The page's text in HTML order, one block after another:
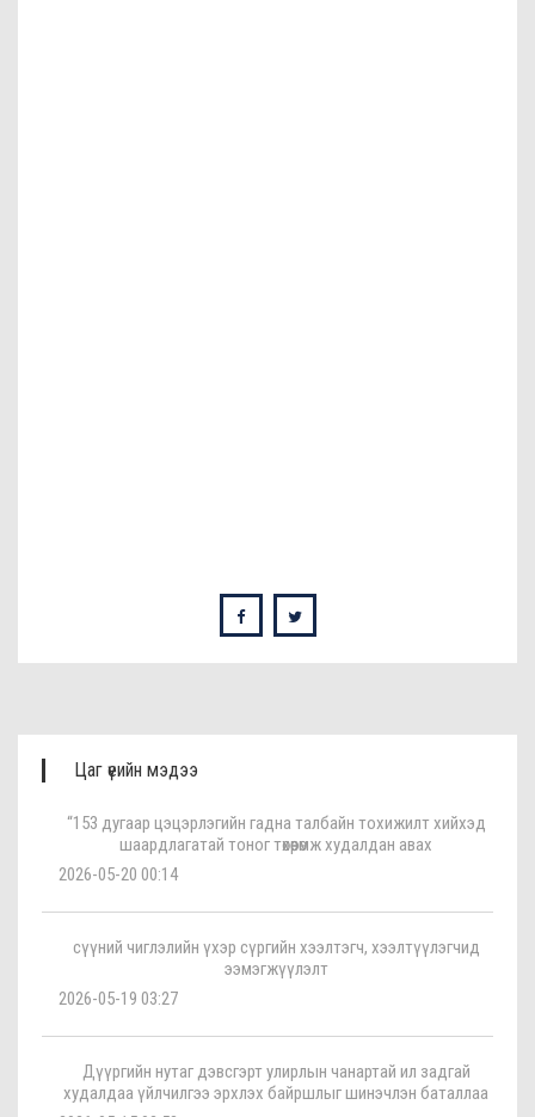
Цаг үеийн мэдээ
“153 дугаар цэцэрлэгийн гадна талбайн тохижилт хийхэд
шаардлагатай тоног төхөөрөмж худалдан авах
2026-05-20 00:14
сүүний чиглэлийн үхэр сүргийн хээлтэгч, хээлтүүлэгчид
ээмэгжүүлэлт
2026-05-19 03:27
Дүүргийн нутаг дэвсгэрт улирлын чанартай ил задгай
худалдаа үйлчилгээ эрхлэх байршлыг шинэчлэн баталлаа